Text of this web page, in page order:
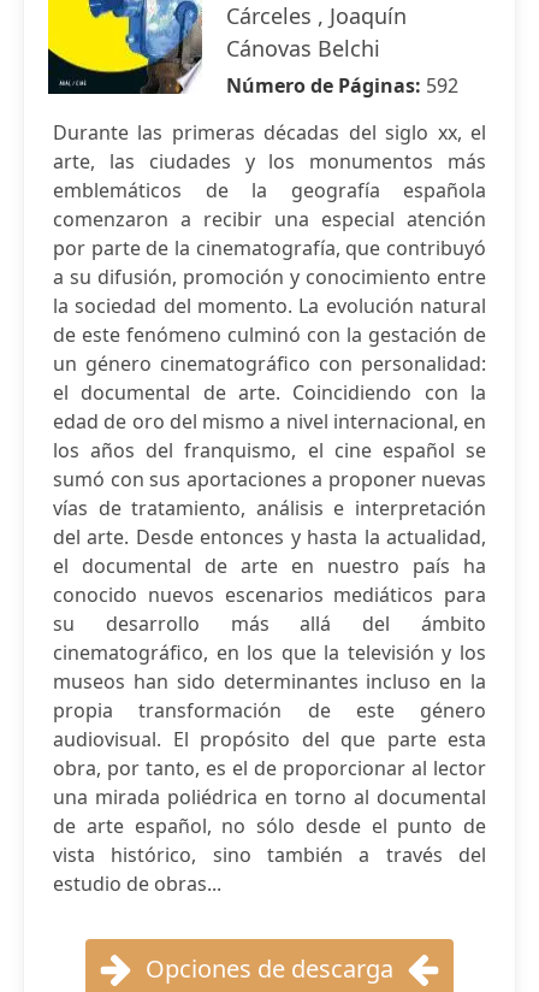
Cárceles , Joaquín
Cánovas Belchi
Número de Páginas: 592
Durante las primeras décadas del siglo xx, el
arte, las ciudades y los monumentos más
emblemáticos de la geografía española
comenzaron a recibir una especial atención
por parte de la cinematografía, que contribuyó
a su difusión, promoción y conocimiento entre
la sociedad del momento. La evolución natural
de este fenómeno culminó con la gestación de
un género cinematográfico con personalidad:
el documental de arte. Coincidiendo con la
edad de oro del mismo a nivel internacional, en
los años del franquismo, el cine español se
sumó con sus aportaciones a proponer nuevas
vías de tratamiento, análisis e interpretación
del arte. Desde entonces y hasta la actualidad,
el documental de arte en nuestro país ha
conocido nuevos escenarios mediáticos para
su desarrollo más allá del ámbito
cinematográfico, en los que la televisión y los
museos han sido determinantes incluso en la
propia transformación de este género
audiovisual. El propósito del que parte esta
obra, por tanto, es el de proporcionar al lector
una mirada poliédrica en torno al documental
de arte español, no sólo desde el punto de
vista histórico, sino también a través del
estudio de obras...
Opciones de descarga